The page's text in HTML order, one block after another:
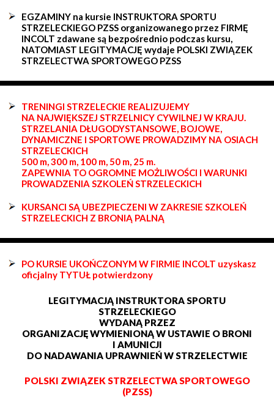
EGZAMINY na kursie INSTRUKTORA SPORTU
STRZELECKIEGO PZSS organizowanego przez FIRMĘ
INCOLT zdawane są bezpośrednio podczas kursu,
NATOMIAST LEGITYMACJĘ wydaje POLSKI ZWIĄZEK
STRZELECTWA SPORTOWEGO PZSS
TRENINGI STRZELECKIE REALIZUJEMY
NA NAJWIĘKSZEJ STRZELNICY CYWILNEJ W KRAJU.
STRZELANIA DŁUGODYSTANSOWE, BOJOWE,
DYNAMICZNE I SPORTOWE PROWADZIMY NA OSIACH
STRZELECKICH
500 m, 300 m, 100 m, 50 m, 25 m.
ZAPEWNIA TO OGROMNE MOŻLIWOŚCI I WARUNKI
PROWADZENIA SZKOLEŃ STRZELECKICH
KURSANCI SĄ UBEZPIECZENI W ZAKRESIE SZKOLEŃ
STRZELECKICH Z BRONIĄ PALNĄ
PO KURSIE UKOŃCZONYM W FIRMIE INCOLT uzyskasz
oficjalny TYTUŁ potwierdzony
LEGITYMACJĄ INSTRUKTORA SPORTU
STRZELECKIEGO
WYDANĄ PRZEZ
ORGANIZACJĘ WYMIENIONĄ W USTAWIE O BRONI
I AMUNICJI
DO NADAWANIA UPRAWNIEŃ W STRZELECTWIE
POLSKI ZWIĄZEK STRZELECTWA SPORTOWEGO
(PZSS)